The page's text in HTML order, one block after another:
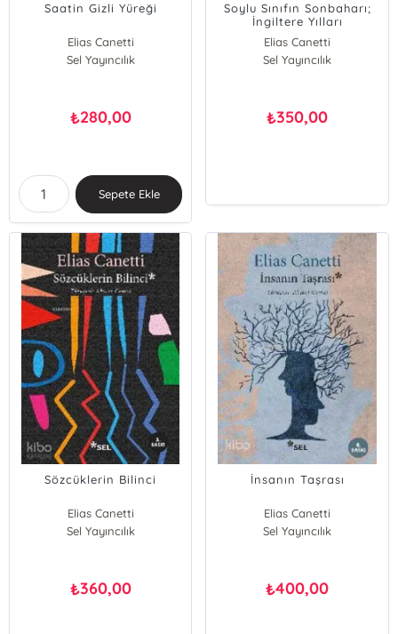
Saatin Gizli Yüreği
Elias Canetti
Sel Yayıncılık
₺280,00
Sepete Ekle
Soylu Sınıfın Sonbaharı;
İngiltere Yılları
Elias Canetti
Sel Yayıncılık
₺350,00
Sözcüklerin Bilinci
Elias Canetti
Sel Yayıncılık
₺360,00
İnsanın Taşrası
Elias Canetti
Sel Yayıncılık
₺400,00